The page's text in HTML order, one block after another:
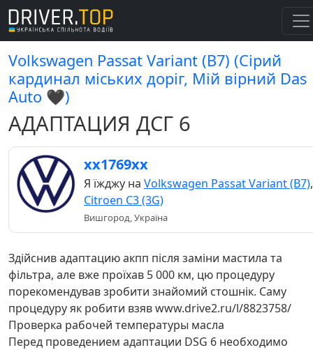
Volkswagen Passat Variant (B7) (Сірий
кардинал міських доріг, Мій вірний Das
Auto 🖤)
АДАПТАЦИЯ ДСГ 6
хх1769хх
Я їжджу на Volkswagen Passat Variant (B7),
Citroen C3 (3G)
Вишгород, Україна
Здійснив адаптацию акпп після заміни мастила та
фільтра, але вже проїхав 5 000 км, цю процедуру
порекомендував зробити знайомий стошнік. Саму
процедуру як робити взяв www.drive2.ru/l/8823758/
Проверка рабочей температуры масла
Перед проведением адаптации DSG 6 необходимо